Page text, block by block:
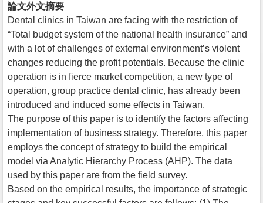
論文外文摘要
Dental clinics in Taiwan are facing with the restriction of
“Total budget system of the national health insurance” and
with a lot of challenges of external environment’s violent
changes reducing the profit potentials. Because the clinic
operation is in fierce market competition, a new type of
operation, group practice dental clinic, has already been
introduced and induced some effects in Taiwan.
The purpose of this paper is to identify the factors affecting
implementation of business strategy. Therefore, this paper
employs the concept of strategy to build the empirical
model via Analytic Hierarchy Process (AHP). The data
used by this paper are from the field survey.
Based on the empirical results, the importance of strategic